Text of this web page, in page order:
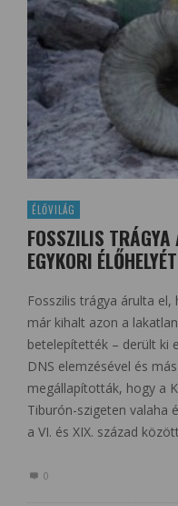
ÉLŐVILÁG
FOSSZILIS
EGYKORI ÉLŐHELYÉT
Fosszilis trágya árulta
már kihalt azon a
betelepítették – derült ki
DNS elemzésével és
megállapították, hogy a
Tiburón-szigeten valaha
a VI. és XIX. század
0